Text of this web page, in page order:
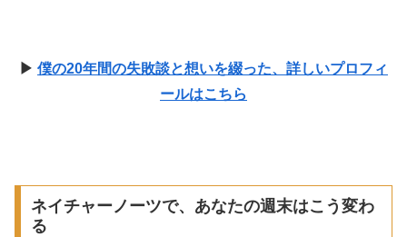
▶︎ 僕の20年間の失敗談と想いを綴った、詳しいプロフィ
ールはこちら
ネイチャーノーツで、あなたの週末はこう変わ
る